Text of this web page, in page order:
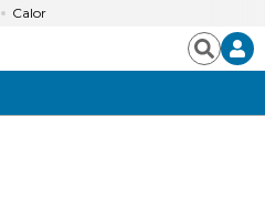
Calor
Buscar